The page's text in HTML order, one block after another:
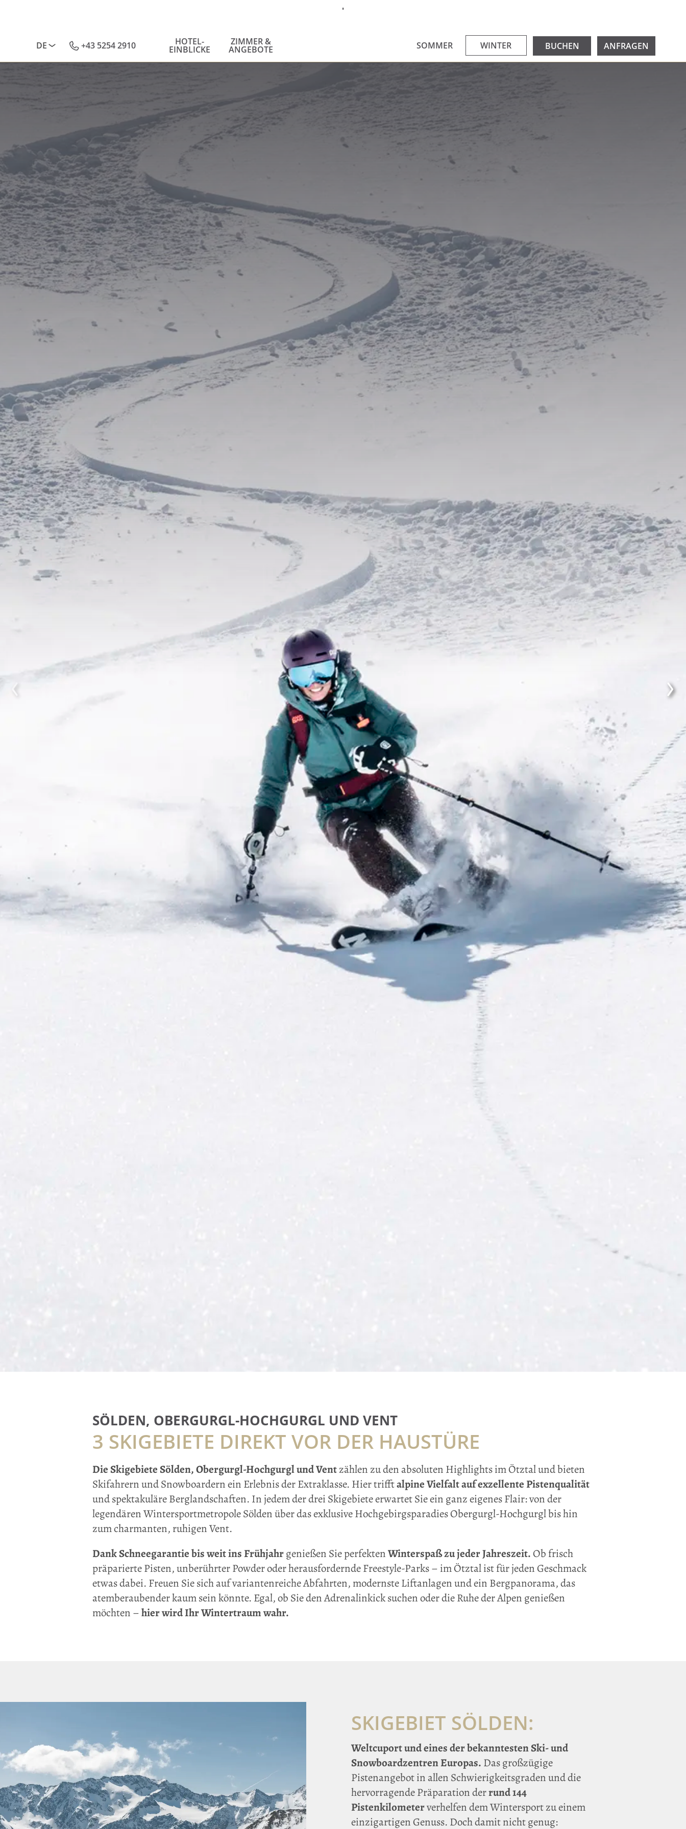
DE
English
+43 5254 2910 HOTEL-
EINBLICKE
ZIMMER &
ANGEBOTE SOMMER WINTER BUCHEN ANFRAGEN
SÖLDEN, OBERGURGL-HOCHGURGL UND VENT
3 SKIGEBIETE DIREKT VOR DER HAUSTÜRE
Die Skigebiete Sölden, Obergurgl-Hochgurgl und Ventzählen zu den absoluten Highlights im Ötztal und bieten
Skifahrern und Snowboardern ein Erlebnis der Extraklasse. Hier trifftalpine Vielfalt auf exzellente Pistenqualität
und spektakuläre Berglandschaften. In jedem der drei Skigebiete erwartet Sie ein ganz eigenes Flair: von der
legendären Wintersportmetropole Sölden über das exklusive Hochgebirgsparadies Obergurgl-Hochgurgl bis hin
zum charmanten, ruhigen Vent.
Dank Schneegarantie bis weit ins Frühjahrgenießen Sie perfektenWinterspaß zu jeder Jahreszeit. Ob frisch
präparierte Pisten, unberührter Powder oder herausfordernde Freestyle-Parks – im Ötztal ist für jeden Geschmack
etwas dabei. Freuen Sie sich auf variantenreiche Abfahrten, modernste Liftanlagen und ein Bergpanorama, das
atemberaubender kaum sein könnte. Egal, ob Sie den Adrenalinkick suchen oder die Ruhe der Alpen genießen
möchten –hier wird Ihr Wintertraum wahr.
SKIGEBIET SÖLDEN:
Weltcuport und eines der bekanntesten Ski- und
Snowboardzentren Europas. Das großzügige
Pistenangebot in allen Schwierigkeitsgraden und die
hervorragende Präparation derrund 144
Pistenkilometerverhelfen dem Wintersport zu einem
einzigartigen Genuss. Doch damit nicht genug: